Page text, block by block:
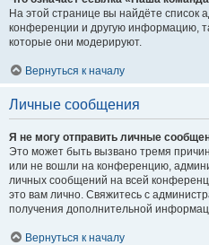
На этой странице вы найдёте список
конференции и другую информацию,
которые они модерируют.
Вернуться к началу
Личные сообщения
Я не могу отправить личные
Это может быть вызвано тремя
или не вошли на конференцию,
личных сообщений на всей
это вам лично. Свяжитесь с
получения дополнительной
Вернуться к началу